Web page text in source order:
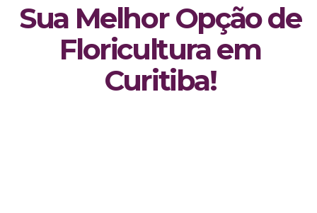
Sua Melhor Opção de
Floricultura em
Curitiba!